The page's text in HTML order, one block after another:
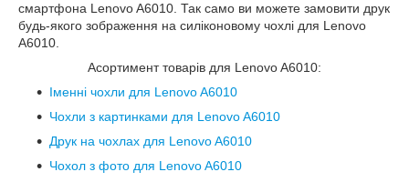
смартфона Lenovo A6010. Так само ви можете замовити друк
будь-якого зображення на силіконовому чохлі для Lenovo
A6010.
Асортимент товарів для Lenovo A6010:
Іменні чохли для Lenovo A6010
Чохли з картинками для Lenovo A6010
Друк на чохлах для Lenovo A6010
Чохол з фото для Lenovo A6010